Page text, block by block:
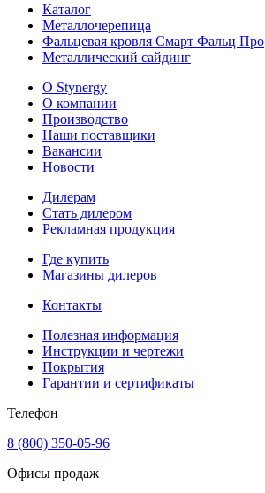
Каталог
Металлочерепица
Фальцевая кровля Смарт Фальц Про
Металлический сайдинг
О Stynergy
О компании
Производство
Наши поставщики
Вакансии
Новости
Дилерам
Стать дилером
Рекламная продукция
Где купить
Магазины дилеров
Контакты
Полезная информация
Инструкции и чертежи
Покрытия
Гарантии и сертификаты
Телефон
8 (800) 350-05-96
Офисы продаж